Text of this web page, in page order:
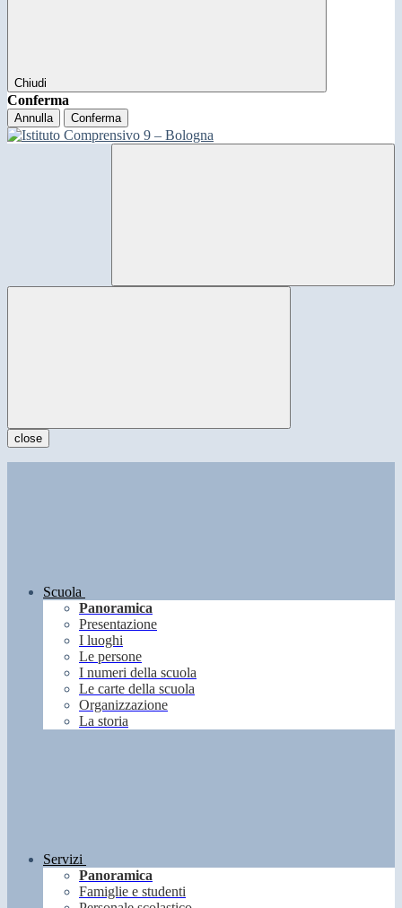
Chiudi
Conferma
Annulla Conferma
close
Scuola
Panoramica
Presentazione
I luoghi
Le persone
I numeri della scuola
Le carte della scuola
Organizzazione
La storia
Servizi
Panoramica
Famiglie e studenti